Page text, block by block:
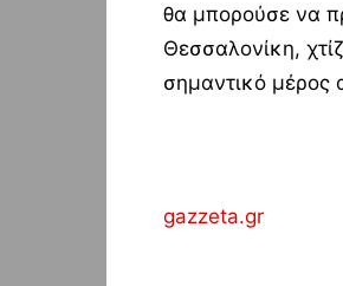
θα μπορούσε να
Θεσσαλονίκη,
σημαντικό μέρος
gazzeta.gr